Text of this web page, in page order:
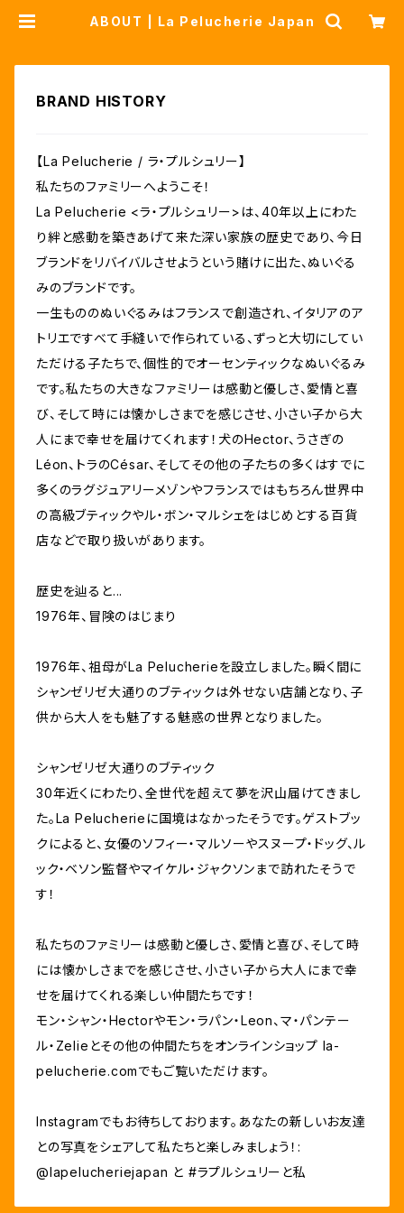
ABOUT | La Pelucherie Japan
BRAND HISTORY
【La Pelucherie / ラ・プルシュリー】
私たちのファミリーへようこそ！
La Pelucherie <ラ・プルシュリー>は、40年以上にわた
り絆と感動を築きあげて来た深い家族の歴史であり、今日
ブランドをリバイバルさせようという賭けに出た、ぬいぐる
みのブランドです。
一生もののぬいぐるみはフランスで創造され、イタリアのア
トリエですべて手縫いで作られている、ずっと大切にしてい
ただける子たちで、個性的でオーセンティックなぬいぐるみ
です。私たちの大きなファミリーは感動と優しさ、愛情と喜
び、そして時には懐かしさまでを感じさせ、小さい子から大
人にまで幸せを届けてくれます！犬のHector、うさぎの
Léon、トラのCésar、そしてその他の子たちの多くはすでに
多くのラグジュアリーメゾンやフランスではもちろん世界中
の高級ブティックやル・ボン・マルシェをはじめとする百貨
店などで取り扱いがあります。
歴史を辿ると...
1976年、冒険のはじまり
1976年、祖母がLa Pelucherieを設立しました。瞬く間に
シャンゼリゼ大通りのブティックは外せない店舗となり、子
供から大人をも魅了する魅惑の世界となりました。
シャンゼリゼ大通りのブティック
30年近くにわたり、全世代を超えて夢を沢山届けてきまし
た。La Pelucherieに国境はなかったそうです。ゲストブッ
クによると、女優のソフィー・マルソーやスヌープ・ドッグ、ル
ック・ベソン監督やマイケル・ジャクソンまで訪れたそうで
す！
私たちのファミリーは感動と優しさ、愛情と喜び、そして時
には懐かしさまでを感じさせ、小さい子から大人にまで幸
せを届けてくれる楽しい仲間たちです！
モン・シャン・Hectorやモン・ラパン・Leon、マ・パンテー
ル・Zelieとその他の仲間たちをオンラインショップ la-
pelucherie.comでもご覧いただけます。
Instagramでもお待ちしております。あなたの新しいお友達
との写真をシェアして私たちと楽しみましょう！:
@lapelucheriejapan と #ラプルシュリーと私